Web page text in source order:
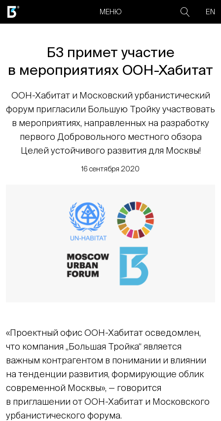
МЕНЮ EN
Б3 примет участие
в мероприятиях ООН-Хабитат
ООН-Хабитат и Московский урбанистический
форум пригласили Большую Тройку участвовать
в мероприятиях, направленных на разработку
первого Добровольного местного обзора
Целей устойчивого развития для Москвы!
16 сентября 2020
«Проектный офис ООН-Хабитат осведомлен,
что компания „Большая Тройка“ является
важным контрагентом в понимании и влиянии
на тенденции развития, формирующие облик
современной Москвы», — говорится
в приглашении от ООН-Хабитат и Московского
урбанистического форума.